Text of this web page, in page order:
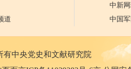
道
中新
中国
有中央党史和文献研究院